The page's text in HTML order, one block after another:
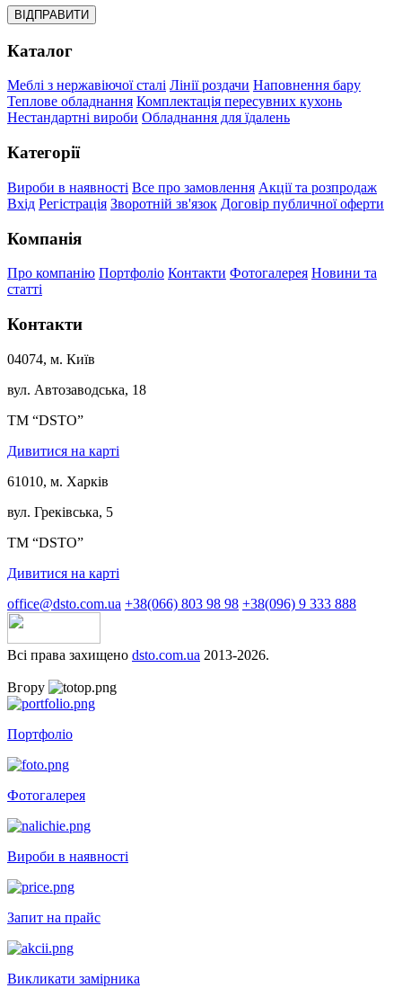
ВІДПРАВИТИ
Каталог
Меблі з нержавіючої сталі Лінії роздачи Наповнення бару
Теплове обладнання Комплектація пересувних кухонь
Нестандартні вироби Обладнання для їдалень
Категорії
Вироби в наявності Все про замовлення Акції та розпродаж
Вхід Регістрація Зворотній зв'язок Договір публичної оферти
Компанія
Про компанію Портфоліо Контакти Фотогалерея Новини та
статті
Контакти
04074, м. Київ
вул. Автозаводська, 18
ТМ “DSTO”
Дивитися на карті
61010, м. Харків
вул. Греківська, 5
ТМ “DSTO”
Дивитися на карті
office@dsto.com.ua +38(066) 803 98 98 +38(096) 9 333 888
Всі права захищено dsto.com.ua 2013-2026.
Вгору
Портфоліо
Фотогалерея
Вироби в наявності
Запит на прайс
Викликати замірника